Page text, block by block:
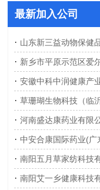
最新加入公司
· 山东新三益动物保健
· 新乡市平原示范区爱
· 安徽中科中润健康产
· 草珊瑚生物科技（临
· 河南盛达康药业有限
· 中安合康国际药业(广
· 南阳五月草家纺科技
· 南阳艾一乡健康科技